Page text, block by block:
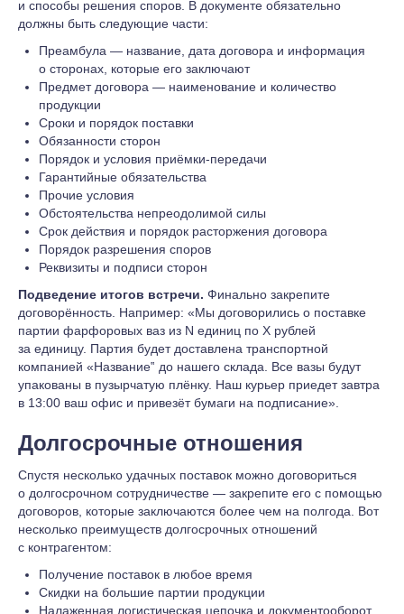
и способы решения споров. В документе обязательно
должны быть следующие части:
Преамбула — название, дата договора и информация
о сторонах, которые его заключают
Предмет договора — наименование и количество
продукции
Сроки и порядок поставки
Обязанности сторон
Порядок и условия приёмки-передачи
Гарантийные обязательства
Прочие условия
Обстоятельства непреодолимой силы
Срок действия и порядок расторжения договора
Порядок разрешения споров
Реквизиты и подписи сторон
Подведение итогов встречи. Финально закрепите
договорённость. Например: «Мы договорились о поставке
партии фарфоровых ваз из N единиц по X рублей
за единицу. Партия будет доставлена транспортной
компанией «Название‟ до нашего склада. Все вазы будут
упакованы в пузырчатую плёнку. Наш курьер приедет завтра
в 13:00 ваш офис и привезёт бумаги на подписание».
Долгосрочные отношения
Спустя несколько удачных поставок можно договориться
о долгосрочном сотрудничестве — закрепите его с помощью
договоров, которые заключаются более чем на полгода. Вот
несколько преимуществ долгосрочных отношений
с контрагентом:
Получение поставок в любое время
Скидки на большие партии продукции
Налаженная логистическая цепочка и документооборот